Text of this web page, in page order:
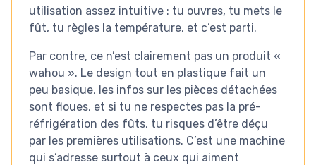
utilisation assez intuitive : tu ouvres, tu mets le
fût, tu règles la température, et c’est parti.
Par contre, ce n’est clairement pas un produit «
wahou ». Le design tout en plastique fait un
peu basique, les infos sur les pièces détachées
sont floues, et si tu ne respectes pas la pré-
réfrigération des fûts, tu risques d’être déçu
par les premières utilisations. C’est une machine
qui s’adresse surtout à ceux qui aiment